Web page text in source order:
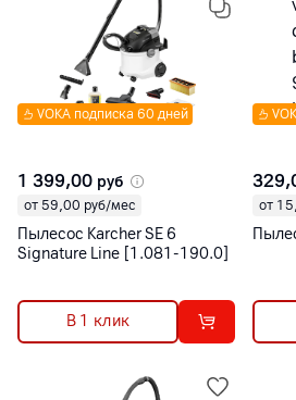
VOKA подписка 60 дней
1 399,00 руб
от 59,00 руб/мес
Пылесос Karcher SE 6
Signature Line [1.081-190.0]
В 1 клик
от